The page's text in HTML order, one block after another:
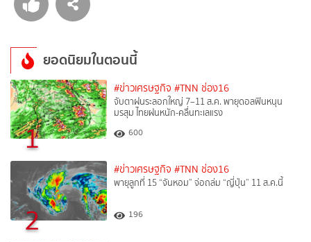
ยอดนิยมในตอนนี้
1
#ข่าวเศรษฐกิจ #TNN ช่อง16
จับตาฝนระลอกใหญ่ 7–11 ส.ค. พายุดอลฟินหนุน
มรสุม ไทยฝนหนัก-คลื่นทะเลแรง
600
2
#ข่าวเศรษฐกิจ #TNN ช่อง16
พายุลูกที่ 15 “จันหอม” จ่อถล่ม “ญี่ปุ่น” 11 ส.ค.นี้
196